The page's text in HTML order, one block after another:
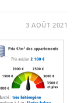
3 AOÛT 2021